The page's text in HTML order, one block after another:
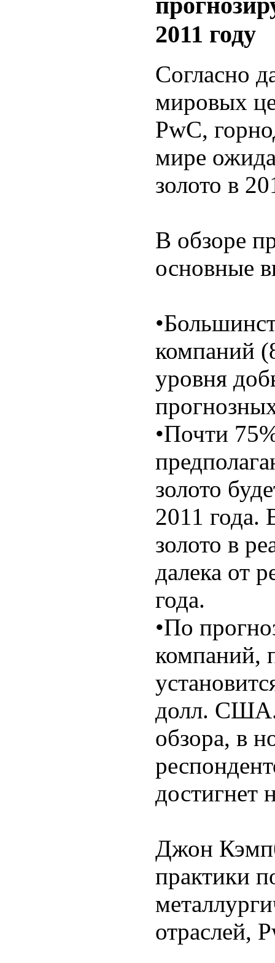
2011 году
Согласно
мировых
PwC,
мире
золото в
В обзоре
основные
компаний
уровня
•Почти
золото
2011 года.
золото в
далека от
года.
•По
компаний,
долл. США.
обзора, в
Джон
практики
отраслей,